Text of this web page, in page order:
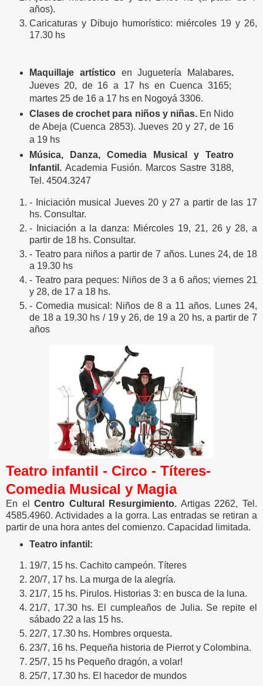
años).
Caricaturas y Dibujo humorístico: miércoles 19 y 26,
17.30 hs
Maquillaje artístico en Juguetería Malabares.
Jueves 20, de 16 a 17 hs en Cuenca 3165;
martes 25 de 16 a 17 hs en Nogoyá 3306.
Clases de crochet para niños y niñas. En Nido
de Abeja (Cuenca 2853). Jueves 20 y 27, de 16
a 19 hs
Música, Danza, Comedia Musical y Teatro
Infantil. Academia Fusión. Marcos Sastre 3188,
Tel. 4504.3247
- Iniciación musical Jueves 20 y 27 a partir de las 17
hs. Consultar.
- Iniciación a la danza: Miércoles 19, 21, 26 y 28, a
partir de 18 hs. Consultar.
- Teatro para niños a partir de 7 años. Lunes 24, de 18
a 19.30 hs
- Teatro para peques: Niños de 3 a 6 años; viernes 21
y 28, de 17 a 18 hs.
- Comedia musical: Niños de 8 a 11 años. Lunes 24,
de 18 a 19.30 hs / 19 y 26, de 19 a 20 hs, a partir de 7
años
Teatro infantil - Circo - Títeres-
Comedia Musical y Magia
En elCentro Cultural Resurgimiento. Artigas 2262, Tel.
4585.4960. Actividades a la gorra. Las entradas se retiran a
partir de una hora antes del comienzo. Capacidad limitada.
Teatro infantil:
19/7, 15 hs. Cachito campeón. Títeres
20/7, 17 hs. La murga de la alegría.
21/7, 15 hs. Pirulos. Historias 3: en busca de la luna.
21/7, 17.30 hs. El cumpleaños de Julia. Se repite el
sábado 22 a las 15 hs.
22/7, 17.30 hs. Hombres orquesta.
23/7, 16 hs. Pequeña historia de Pierrot y Colombina.
25/7, 15 hs Pequeño dragón, a volar!
25/7, 17.30 hs. El hacedor de mundos